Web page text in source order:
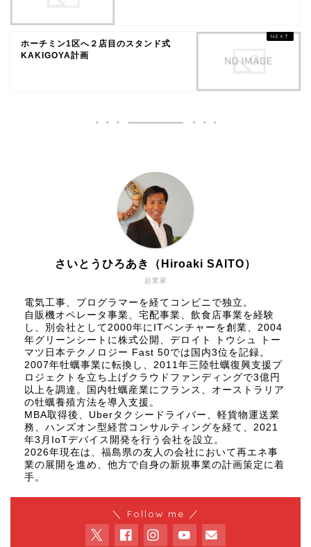
ホーチミン1区へ２店目のスタンド式
KAKIGOYA計画
起業家
さいとうひろあき（Hiroaki SAITO）
電気工事、プログラマーを経てコンビニで独立。
自販機オペレータ事業、宅配事業、飲食店事業を経験
し、別会社として2000年にITベンチャーを創業、2004
年グリーンシートに株式公開、 デロイト トウシュ トー
マツ日本テクノロジー Fast 50では国内3位を記録。
2007年牡蠣事業に転換し、2011年三陸牡蠣復興支援プ
ロジェクトを立ち上げクラウドファンディングで3億円
以上を調達。国内牡蠣産業にフランス、オーストラリア
の牡蠣養殖方法を導入支援。
MBA取得後、Uberタクシードライバー、軽貨物運送業
務、ハンズオン型経営コンサルティングを経て、2021
年3月IoTデバイス開発を行う会社を設立。
2026年現在は、福島県の友人の会社において再エネ事
業の展開を進め、他方で自身の新規事業の計画策定に着
手。
＼ Follow me ／